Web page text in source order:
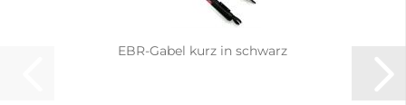
EBR-Gabel kurz in schwarz